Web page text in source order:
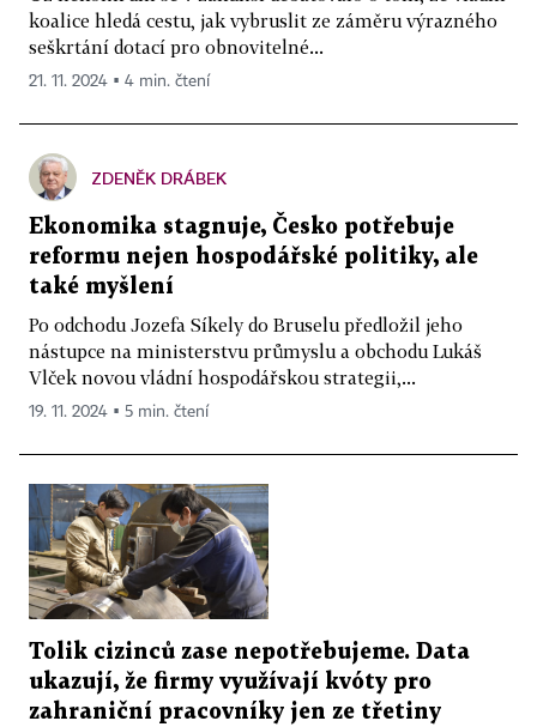
koalice hledá cestu, jak vybruslit ze záměru výrazného
seškrtání dotací pro obnovitelné...
21. 11. 2024 ▪ 4 min. čtení
ZDENĚK DRÁBEK
Ekonomika stagnuje, Česko potřebuje
reformu nejen hospodářské politiky, ale
také myšlení
Po odchodu Jozefa Síkely do Bruselu předložil jeho
nástupce na ministerstvu průmyslu a obchodu Lukáš
Vlček novou vládní hospodářskou strategii,...
19. 11. 2024 ▪ 5 min. čtení
Tolik cizinců zase nepotřebujeme. Data
ukazují, že firmy využívají kvóty pro
zahraniční pracovníky jen ze třetiny